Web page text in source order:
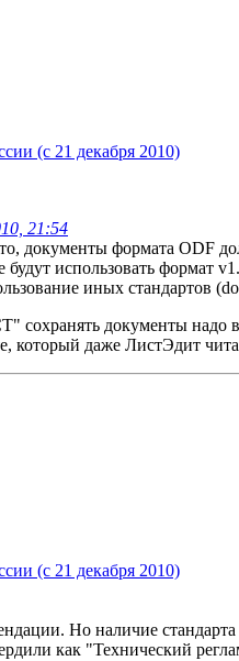
(с 21 декабря 2010)
21:54
документы формата ODF
использовать формат
иных стандартов
сохранять документы надо
который даже ЛистЭдит
(с 21 декабря 2010)
Но наличие
как "Технический